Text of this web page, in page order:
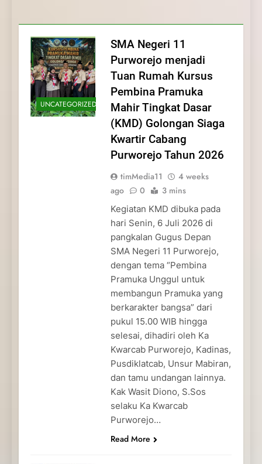
dan Pengabdian Generasi
Pramuka
Pramuka
Kepedulian
UNCATEGORIZED
SMA Negeri 11
Purworejo menjadi
Tuan Rumah Kursus
Pembina Pramuka
Mahir Tingkat Dasar
(KMD) Golongan Siaga
Kwartir Cabang
Purworejo Tahun 2026
timMedia11
4 weeks
ago
0 3 mins
Kegiatan KMD dibuka pada
hari Senin, 6 Juli 2026 di
pangkalan Gugus Depan
SMA Negeri 11 Purworejo,
dengan tema “Pembina
Pramuka Unggul untuk
membangun Pramuka yang
berkarakter bangsa” dari
pukul 15.00 WIB hingga
selesai, dihadiri oleh Ka
Kwarcab Purworejo, Kadinas,
Pusdiklatcab, Unsur Mabiran,
dan tamu undangan lainnya.
Kak Wasit Diono, S.Sos
selaku Ka Kwarcab
Purworejo…
Read More